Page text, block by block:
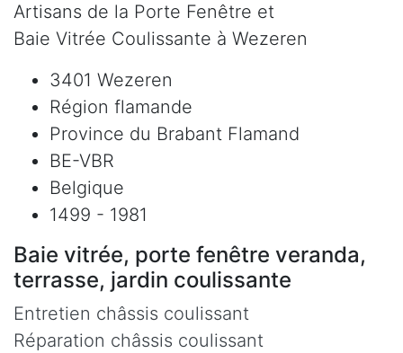
Artisans de la Porte Fenêtre et
Baie Vitrée Coulissante à Wezeren
3401 Wezeren
Région flamande
Province du Brabant Flamand
BE-VBR
Belgique
1499 - 1981
Baie vitrée, porte fenêtre veranda,
terrasse, jardin coulissante
Entretien châssis coulissant
Réparation châssis coulissant